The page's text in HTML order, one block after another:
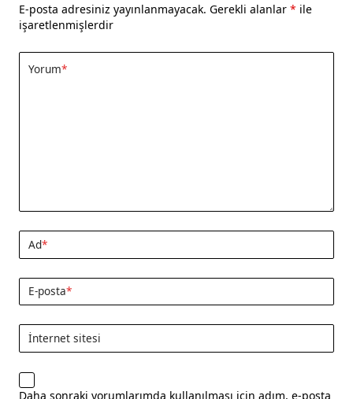
E-posta adresiniz yayınlanmayacak. Gerekli alanlar * ile
işaretlenmişlerdir
Yorum*
Ad*
E-posta*
İnternet sitesi
Daha sonraki yorumlarımda kullanılması için adım, e-posta